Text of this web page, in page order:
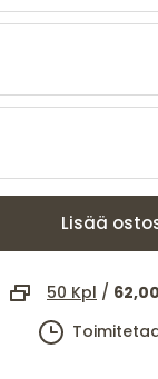
Lisää
50 Kpl /